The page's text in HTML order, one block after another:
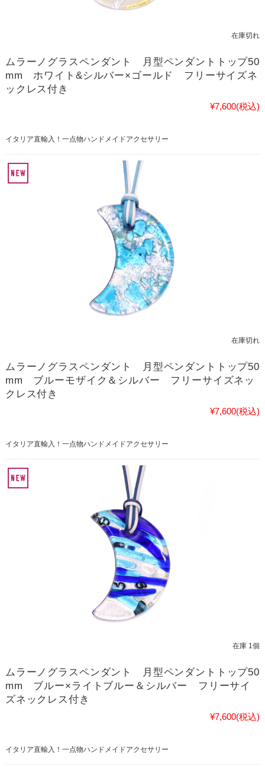
在庫切れ
ムラーノグラスペンダント 月型ペンダントトップ50
mm ホワイト&シルバー×ゴールド フリーサイズネ
ックレス付き
¥7,600(税込)
イタリア直輸入！一点物ハンドメイドアクセサリー
在庫切れ
ムラーノグラスペンダント 月型ペンダントトップ50
mm ブルーモザイク＆シルバー フリーサイズネッ
クレス付き
¥7,600(税込)
イタリア直輸入！一点物ハンドメイドアクセサリー
在庫 1個
ムラーノグラスペンダント 月型ペンダントトップ50
mm ブルー×ライトブルー＆シルバー フリーサイ
ズネックレス付き
¥7,600(税込)
イタリア直輸入！一点物ハンドメイドアクセサリー